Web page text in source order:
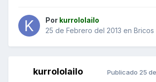
Por kurrololailo
25 de Febrero del 2013 en Bricos
kurrololailo Publicado 25